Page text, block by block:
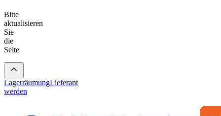
Bitte
aktualisieren
Sie
die
Seite
LagerräumungLieferant
werden